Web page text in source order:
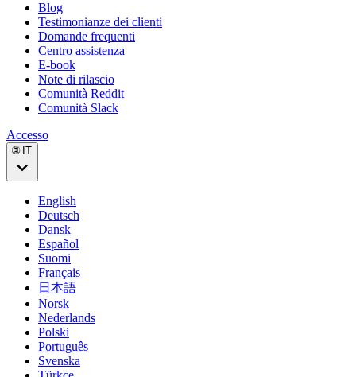
Blog
Testimonianze dei clienti
Domande frequenti
Centro assistenza
E-book
Note di rilascio
Comunità Reddit
Comunità Slack
Accesso
🌐 IT
English
Deutsch
Dansk
Español
Suomi
Français
日本語
Norsk
Nederlands
Polski
Português
Svenska